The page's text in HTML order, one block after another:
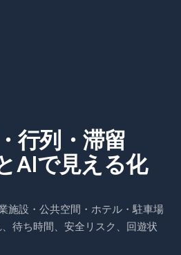
行列・滞留
AIで見える化
施設・公共空間・ホテル・駐車場
待ち時間、安全リスク、回遊状